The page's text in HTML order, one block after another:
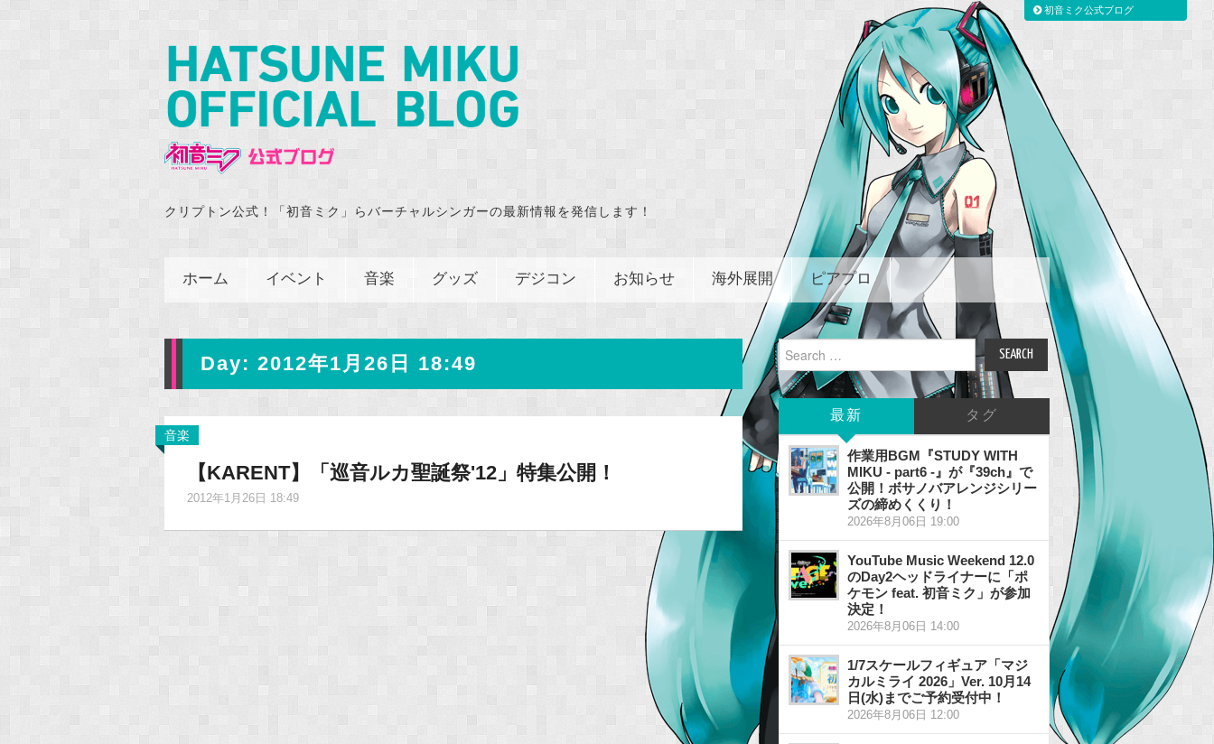
クリプトン公式！「初音ミク」らバーチャルシンガーの最新情報を発信します！
ホーム イベント 音楽 グッズ デジコン お知らせ 海外展開 ピアプロ
Day: 2012年1月26日 18:49
音楽
【KARENT】「巡音ルカ聖誕祭'12」特集公開！
2012年1月26日 18:49
Search
for:
最新 タグ
作業用BGM『STUDY WITH
MIKU - part6 -』が『39ch』で
公開！ボサノバアレンジシリー
ズの締めくくり！
2026年8月06日 19:00
YouTube Music Weekend 12.0
のDay2ヘッドライナーに「ポ
ケモン feat. 初音ミク」が参加
決定！
2026年8月06日 14:00
1/7スケールフィギュア「マジ
カルミライ 2026」Ver. 10月14
日(水)までご予約受付中！
2026年8月06日 12:00
初音ミク公式ブログ